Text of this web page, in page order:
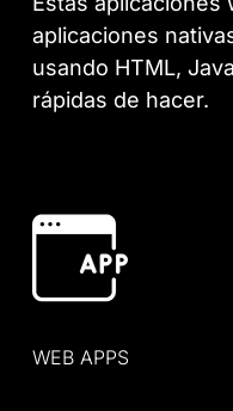
aplicaciones
usando HTML,
rápidas de hacer.
WEB APPS